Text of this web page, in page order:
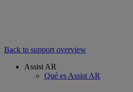
Back to support overview
Assist AR
Qué es Assist AR